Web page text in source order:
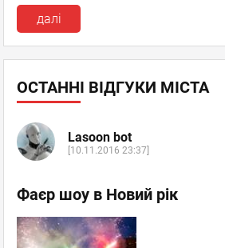
далі
ОСТАННІ ВІДГУКИ МІСТА
Lasoon bot
[10.11.2016 23:37]
Фаєр шоу в Новий рік